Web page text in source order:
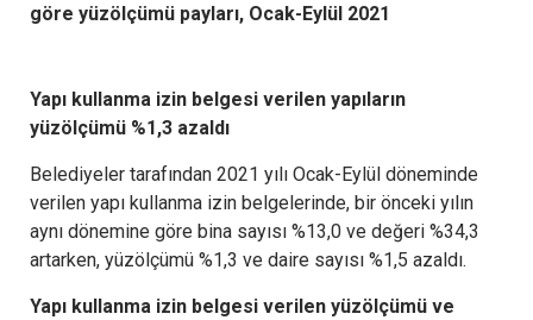
göre yüzölçümü payları, Ocak-Eylül 2021
Yapı kullanma izin belgesi verilen yapıların
yüzölçümü %1,3 azaldı
Belediyeler tarafından 2021 yılı Ocak-Eylül döneminde
verilen yapı kullanma izin belgelerinde, bir önceki yılın
aynı dönemine göre bina sayısı %13,0 ve değeri %34,3
artarken, yüzölçümü %1,3 ve daire sayısı %1,5 azaldı.
Yapı kullanma izin belgesi verilen yüzölçümü ve